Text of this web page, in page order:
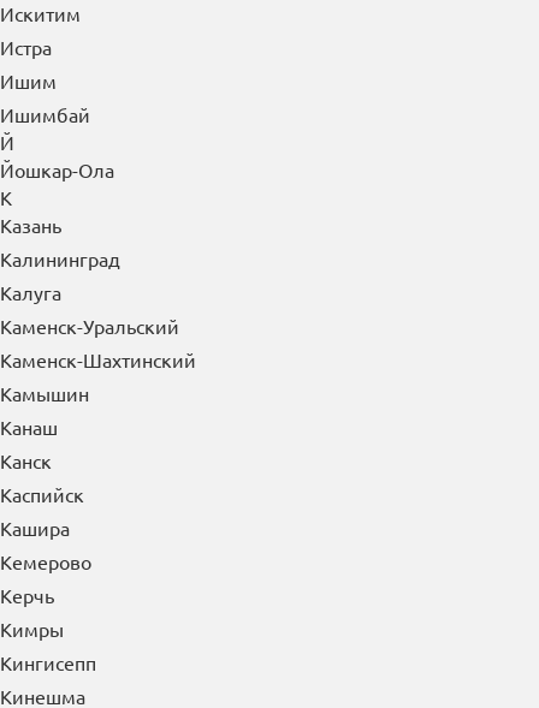
Искитим
Истра
Ишим
Ишимбай
Й
Йошкар-Ола
К
Казань
Калининград
Калуга
Каменск-Уральский
Каменск-Шахтинский
Камышин
Канаш
Канск
Каспийск
Кашира
Кемерово
Керчь
Кимры
Кингисепп
Кинешма